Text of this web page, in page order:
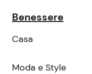
Benessere
Casa
Moda e Style